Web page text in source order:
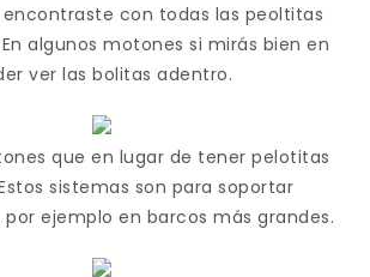
con todas las peoltitas
algunos motones si mirás bien en
ver las bolitas adentro.
que en lugar de tener pelotitas
sistemas son para soportar
ejemplo en barcos más grandes.